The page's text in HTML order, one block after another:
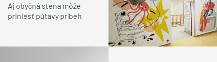
Aj obyčná stena môže
priniesť pútavý príbeh